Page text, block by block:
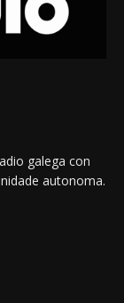
galega con
autonoma.